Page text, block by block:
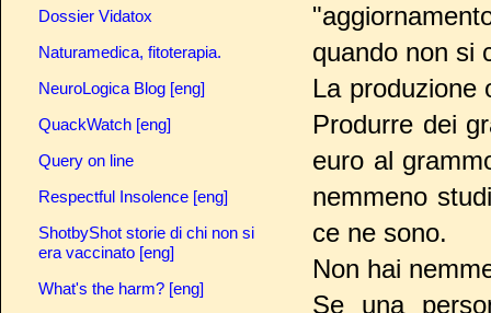
quando non si
La
Produrre dei
euro al
nemmeno
ce ne sono.
Non hai
Se una
Dossier Vidatox
Naturamedica, fitoterapia.
NeuroLogica Blog [eng]
QuackWatch [eng]
Query on line
Respectful Insolence [eng]
ShotbyShot storie di chi non si
era vaccinato [eng]
What's the harm? [eng]